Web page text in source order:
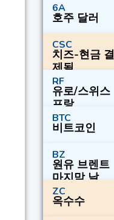
6A
호주 달러
CSC
치즈-현금 결
제됨
RF
유로/스위스
프랑
BTC
비트코인
BZ
원유 브렌트
마지막 날
ZC
옥수수